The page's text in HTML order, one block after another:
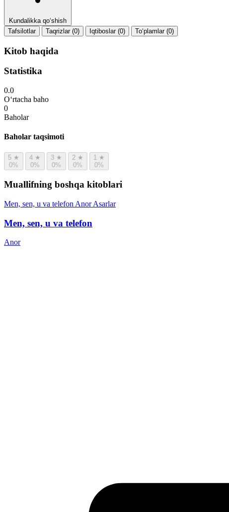
Kundalikka qo‘shish
Tafsilotlar
Taqrizlar (0) Iqtiboslar (0) To‘plamlar (0)
Kitob haqida
Statistika
0.0
O‘rtacha baho
0
Baholar
Baholar taqsimoti
5 ★
0%
4 ★
0%
3 ★
0%
2 ★
0%
1 ★
0%
Muallifning boshqa kitoblari
Men, sen, u va telefon Anor Asarlar
Men, sen, u va telefon
Anor